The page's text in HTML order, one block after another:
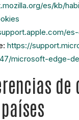
es/kb/
es-
https://
microsoft-edge-
de